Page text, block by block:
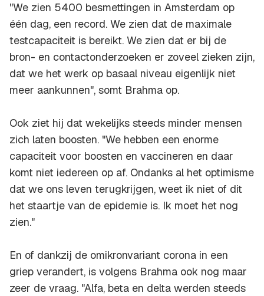
"We zien 5400 besmettingen in Amsterdam op
één dag, een record. We zien dat de maximale
testcapaciteit is bereikt. We zien dat er bij de
bron- en contactonderzoeken er zoveel zieken zijn,
dat we het werk op basaal niveau eigenlijk niet
meer aankunnen", somt Brahma op.
Ook ziet hij dat wekelijks steeds minder mensen
zich laten boosten. "We hebben een enorme
capaciteit voor boosten en vaccineren en daar
komt niet iedereen op af. Ondanks al het optimisme
dat we ons leven terugkrijgen, weet ik niet of dit
het staartje van de epidemie is. Ik moet het nog
zien."
En of dankzij de omikronvariant corona in een
griep verandert, is volgens Brahma ook nog maar
zeer de vraag. "Alfa, beta en delta werden steeds